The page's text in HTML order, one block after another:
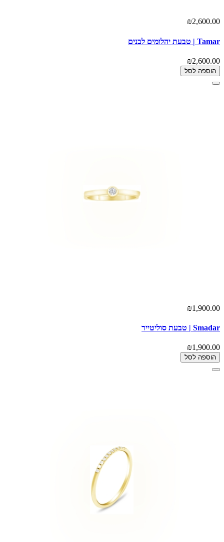
₪2,600.00
Tamar | טבעת יהלומים לבנים
₪2,600.00
הוספה לסל
₪1,900.00
Smadar | טבעת סוליטייר
₪1,900.00
הוספה לסל